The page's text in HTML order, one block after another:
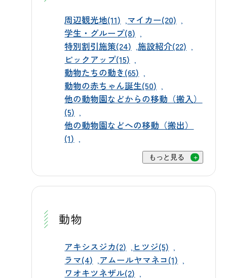
上昇を防いでいます。大きな体をゆ
ったりと動かしながら水を浴びる様
子は、見ているだけでも涼を感じら
れます。 サルにはフルーツ入り氷柱
を用意し、抱きついたり触れたりし
ながら涼を感じてもらっています。
冷たい氷を搔きむしる姿は、思わず
微笑んでしまうかわいらしさです。
ホワイトタイガーやゾウには行水を
行い、水浴びを楽しみながら暑さを
しのいでいます。水しぶきを上げな
がら遊ぶホワイトタイガーの姿は、
バイソンやエルクは、園内の川や滝
す。水の中で気持ちよさそうに過ご
す姿は、お客様にも見ていただける
ットサイトからWEBチケットを事前
にご購入いただくと、インターネッ
ト限定の割引価格でご利用いただけ
ます。当日窓口でのご購入も可能で
すが、スムーズにご入園いただくた
めにもぜひ事前購入をご活用くださ
同も笑顔があふれています。ぜひ群
馬サファリパークへ足をお運びいた
だき、元気いっぱいの赤ちゃんたち
に会いに来てください。皆さまのお
越しを心よりお待ちしております！
ファリパーク（公式）
(@gunmasafari)がシェアした投稿
だ体は小さくてあどけない表情です
が、すでに力強く大地を踏みしめて
おり、その生命力には思わず胸が熱
くなります。 🌿 今は夜間収容施設で
スクスク成長中です 現在、3頭はアメ
リカゾーン内のエルクが夜間に過ご
す施設で生活しています。同じエリ
アにはアメリカバイソンもおり、ほ
かのエルクたちと一緒に広い放飼場
へ出ていくまでにはもう少し時間が
かかる見込みです。飼育スタッフは
守りながら、その日を楽しみに準備
ちゃんに会えます！ 赤ちゃんたちに
会うには、バスツアーがおすすめで
す。アメリカゾーン内の夜間収容施
設は、バスのルートから見ることが
周辺観光地(11)
マイカー(20)
学生・グループ(8)
特別割引施策(24) 施設紹介(22)
ピックアップ(15)
動物たちの動き(65)
動物の赤ちゃん誕生(50)
他の動物園などからの移動（搬入）
(5)
他の動物園などへの移動（搬出）
(1)
もっと見る
動物
アキシスジカ(2)
ヒツジ(5)
ラマ(4)
アムールヤマネコ(1)
ワオキツネザル(2)